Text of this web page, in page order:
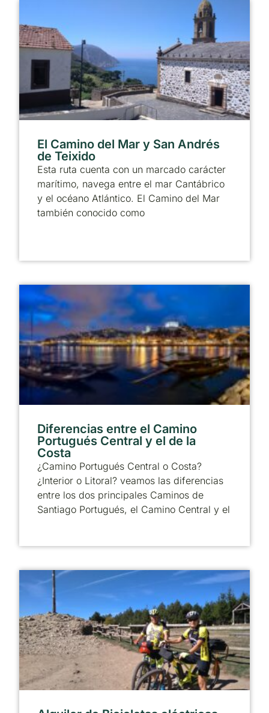
El Camino del Mar y San Andrés
de Teixido
Esta ruta cuenta con un marcado carácter
marítimo, navega entre el mar Cantábrico
y el océano Atlántico. El Camino del Mar
también conocido como
Diferencias entre el Camino
Portugués Central y el de la
Costa
¿Camino Portugués Central o Costa?
¿Interior o Litoral? veamos las diferencias
entre los dos principales Caminos de
Santiago Portugués, el Camino Central y el